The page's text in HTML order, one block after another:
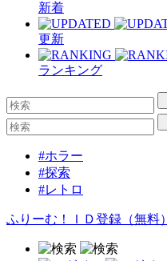
新着
更新
ランキング
#ホラー
#探索
#レトロ
ふりーむ！ＩＤ登録（無料）